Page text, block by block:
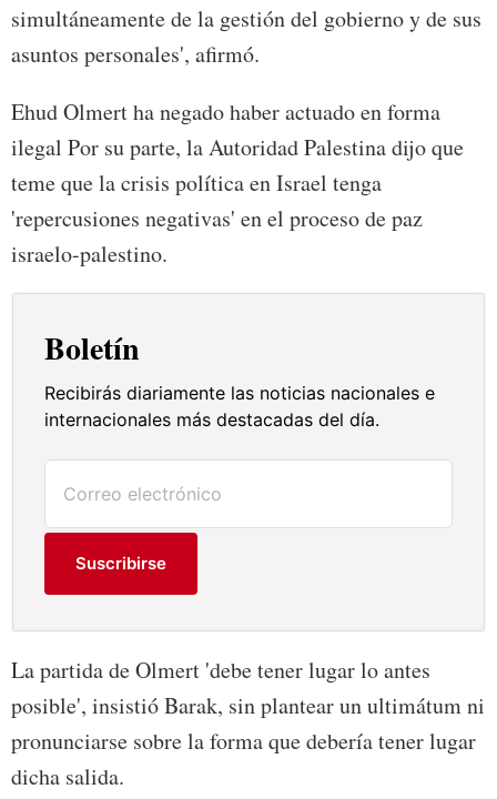
simultáneamente de la gestión del gobierno y de sus
asuntos personales', afirmó.
Ehud Olmert ha negado haber actuado en forma
ilegal Por su parte, la Autoridad Palestina dijo que
teme que la crisis política en Israel tenga
'repercusiones negativas' en el proceso de paz
israelo-palestino.
Boletín
Recibirás diariamente las noticias nacionales e
internacionales más destacadas del día.
Suscribirse
La partida de Olmert 'debe tener lugar lo antes
posible', insistió Barak, sin plantear un ultimátum ni
pronunciarse sobre la forma que debería tener lugar
dicha salida.